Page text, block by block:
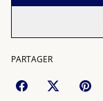
PARTAGER